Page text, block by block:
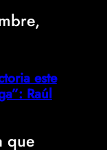
este
Raúl
que